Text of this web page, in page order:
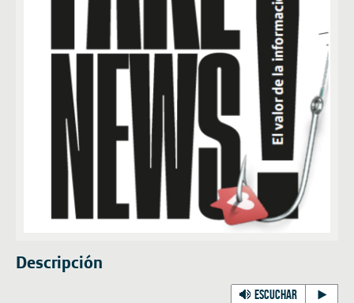
Descripción
ESCUCHAR